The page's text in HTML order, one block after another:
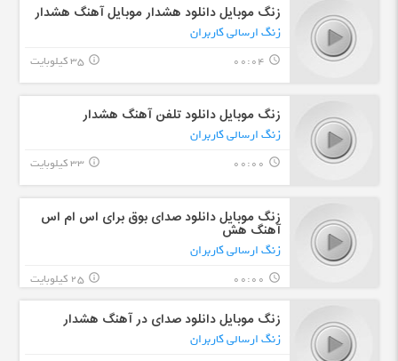
زنگ موبایل دانلود هشدار موبایل آهنگ هشدار
زنگ ارسالی کاربران
query_builder
00:04 35 کیلوبایت info_outline
زنگ موبایل دانلود تلفن آهنگ هشدار
زنگ ارسالی کاربران
query_builder
00:00 33 کیلوبایت info_outline
زنگ موبایل دانلود صدای بوق برای اس ام اس
آهنگ هش
زنگ ارسالی کاربران
query_builder
00:00 25 کیلوبایت info_outline
زنگ موبایل دانلود صدای در آهنگ هشدار
زنگ ارسالی کاربران